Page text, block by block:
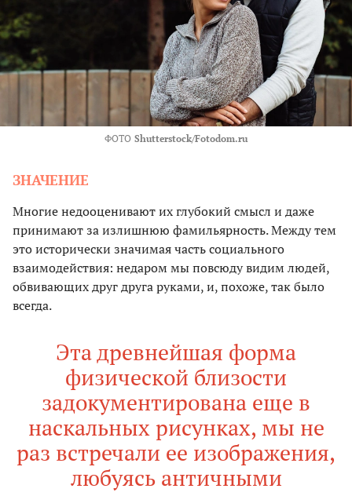
ФОТО Shutterstock/Fotodom.ru
ЗНАЧЕНИЕ
Многие недооценивают их глубокий смысл и даже
принимают за излишнюю фамильярность. Между тем
это исторически значимая часть социального
взаимодействия: недаром мы повсюду видим людей,
обвивающих друг друга руками, и, похоже, так было
всегда.
Эта древнейшая форма
физической близости
задокументирована еще в
наскальных рисунках, мы не
раз встречали ее изображения,
любуясь античными